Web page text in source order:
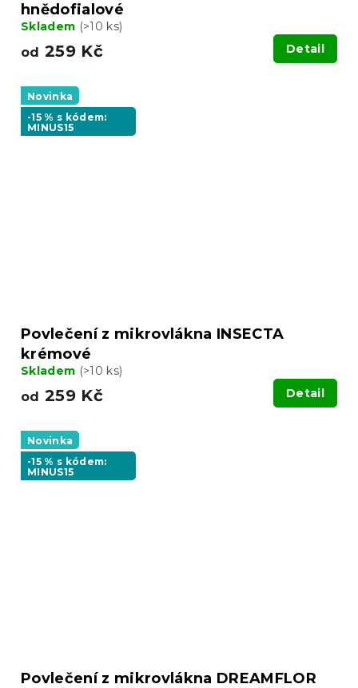
hnědofialové
Skladem (>10 ks)
od 259 Kč Detail
Novinka
-15 % s kódem:
MINUS15
Povlečení z mikrovlákna INSECTA
krémové
Skladem (>10 ks)
od 259 Kč Detail
Novinka
-15 % s kódem:
MINUS15
Povlečení z mikrovlákna DREAMFLOR